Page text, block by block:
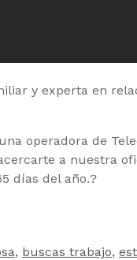
y experta en
operadora de
a nuestra
días del año.?
, buscas trabajo,